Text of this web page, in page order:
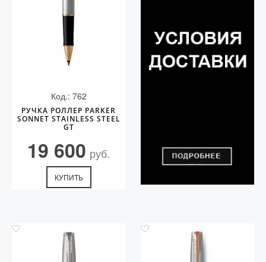
Код.: 762
РУЧКА РОЛЛЕР PARKER
SONNET STAINLESS STEEL
GT
19 600 руб.
КУПИТЬ